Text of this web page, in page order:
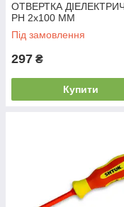
ОТВЕРТКА
PH 2x100 ММ
Під замовлення
297 ₴
Купити